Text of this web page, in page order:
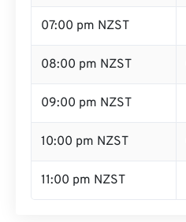
07:00 pm NZST
08:00 pm NZST
09:00 pm NZST
10:00 pm NZST
11:00 pm NZST